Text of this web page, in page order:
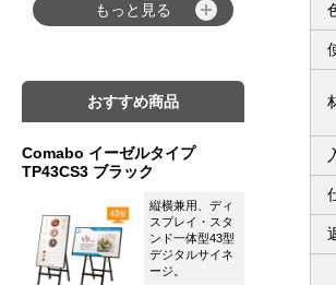
もっと見る
おすすめ商品
Comabo イーゼルタイプ
TP43CS3 ブラック
縦横兼用、ディ
スプレイ・スタ
ンド一体型43型
デジタルサイネ
ージ。